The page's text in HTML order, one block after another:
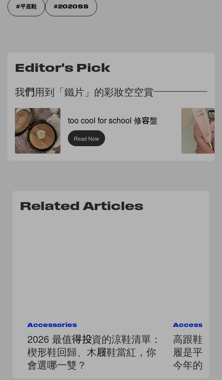
平底鞋 2020SS
Editor's Pick
我們用到「鐵片」的彩妝空空賞
too cool for school 修容盤
Read Now
Related Articles
Accessories
2026 最值得投資的涼鞋清單：
楔形鞋回歸、木屐鞋當紅，你
會選哪一雙？
高跟鞋先
履是平底
今年的投